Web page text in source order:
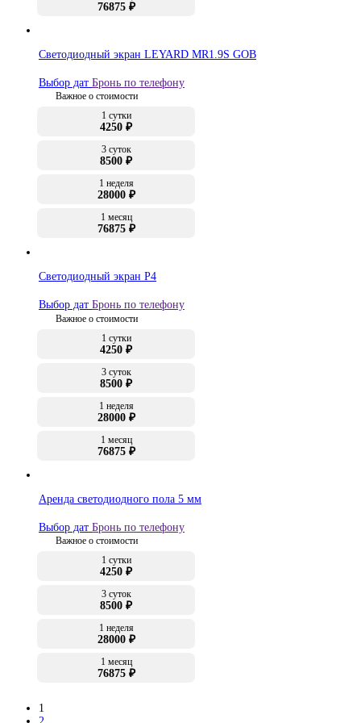
76875 ₽
Светодиодный экран LEYARD MR1.9S GOB
Выбор дат Бронь по телефону
Важное о стоимости
1 сутки
4250 ₽
3 суток
8500 ₽
1 неделя
28000 ₽
1 месяц
76875 ₽
Светодиодный экран P4
Выбор дат Бронь по телефону
Важное о стоимости
1 сутки
4250 ₽
3 суток
8500 ₽
1 неделя
28000 ₽
1 месяц
76875 ₽
Аренда светодиодного пола 5 мм
Выбор дат Бронь по телефону
Важное о стоимости
1 сутки
4250 ₽
3 суток
8500 ₽
1 неделя
28000 ₽
1 месяц
76875 ₽
1